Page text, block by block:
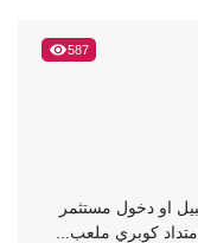
587
او دخول مستثمر
كوبري ملعب...